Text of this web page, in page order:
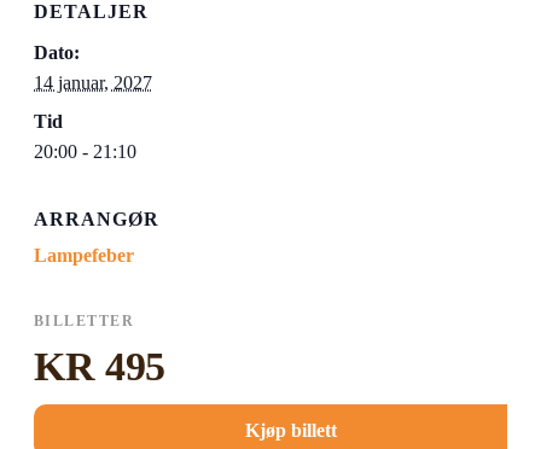
DETALJER
Dato:
14 januar, 2027
Tid
20:00 - 21:10
ARRANGØR
Lampefeber
BILLETTER
KR 495
Kjøp billett